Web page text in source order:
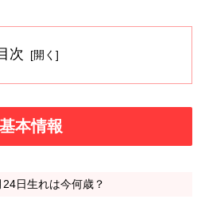
次
本情報
日生れは今何歳？